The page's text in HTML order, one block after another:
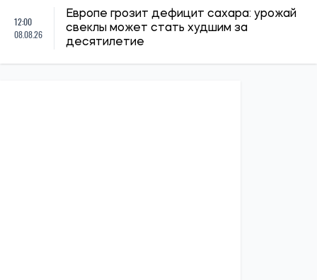
12:00
08.08.26
Европе грозит дефицит сахара: урожай
свеклы может стать худшим за
десятилетие